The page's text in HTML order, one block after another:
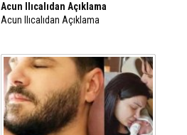
Acun Ilıcalıdan Açıklama
Acun Ilıcalıdan Açıklama